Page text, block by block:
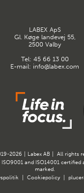
LABEX ApS
Gl. Køge landevej 55,
2500 Valby
Tel: 45 66 13 00
E-mail: info@labex.com
2026 Labex AB
All rights
and ISO14001 certified
marked.
Cookiepolicy